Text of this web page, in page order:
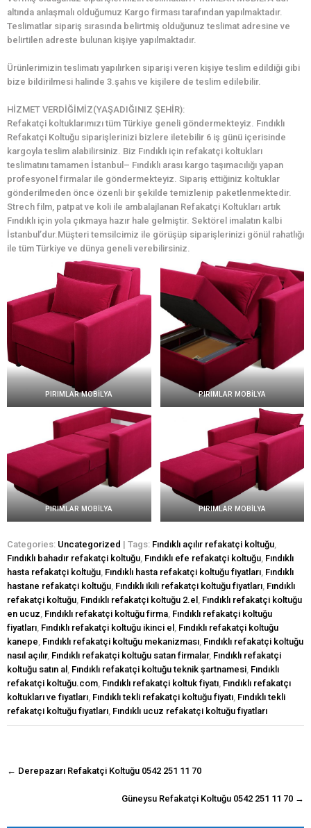
altında anlaşmalı olduğumuz Kargo firması tarafından yapılmaktadır.
Teslimatlar sipariş sırasında belirtmiş olduğunuz teslimat adresine ve
belirtilen adreste bulunan kişiye yapılmaktadır.
Ürünlerimizin teslimatı yapılırken siparişi veren kişiye teslim edildiği gibi
bize bildirilmesi halinde 3.şahıs ve kişilere de teslim edilebilir.
HİZMET VERDİĞİMİZ(YAŞADIĞINIZ ŞEHİR):
Refakatçi koltuklarımızı tüm Türkiye geneli göndermekteyiz. Fındıklı
Refakatçi Koltuğu siparişlerinizi bizlere iletebilir 6 iş günü içerisinde
kargoyla teslim alabilirsiniz. Biz Fındıklı için refakatçi koltukları
teslimatını tamamen İstanbul– Fındıklı arası kargo taşımacılığı yapan
profesyonel firmalar ile göndermekteyiz. Sipariş ettiğiniz koltuklar
gönderilmeden önce özenli bir şekilde temizlenip paketlenmektedir.
Strech film, patpat ve koli ile ambalajlanan Refakatçi Koltukları artık
Fındıklı için yola çıkmaya hazır hale gelmiştir. Sektörel imalatın kalbi
İstanbul’dur.Müşteri temsilcimiz ile görüşüp siparişlerinizi gönül rahatlığı
ile tüm Türkiye ve dünya geneli verebilirsiniz.
PIRIMLAR MOBİLYA PIRIMLAR MOBİLYA
PIRIMLAR MOBİLYA PIRIMLAR MOBİLYA
Categories: Uncategorized | Tags: Fındıklı açılır refakatçi koltuğu
Fındıklı bahadır refakatçi koltuğu Fındıklı efe refakatçi koltuğu Fındıklı
hasta refakatçi koltuğu Fındıklı hasta refakatçi koltuğu fiyatları Fındıklı
hastane refakatçi koltuğu Fındıklı ikili refakatçi koltuğu fiyatları Fındıklı
refakatçi koltuğu Fındıklı refakatçi koltuğu 2.el
Fındıklı refakatçi koltuğu
en ucuz Fındıklı refakatçi koltuğu firma Fındıklı refakatçi koltuğu
fiyatları Fındıklı refakatçi koltuğu ikinci el
Fındıklı refakatçi koltuğu
kanepe Fındıklı refakatçi koltuğu mekanizması Fındıklı refakatçi koltuğu
nasıl açılır, Fındıklı refakatçi koltuğu satan firmalar, Fındıklı refakatçi
koltuğu satın al
Fındıklı refakatçi koltuğu teknik şartnamesi Fındıklı
refakatçi koltuğu.com Fındıklı refakatçi koltuk fiyatı Fındıklı refakatçı
koltukları ve fiyatları Fındıklı tekli refakatçi koltuğu fiyatı Fındıklı tekli
refakatçi koltuğu fiyatları Fındıklı ucuz refakatçi koltuğu fiyatları
navigasyon
← Derepazarı Refakatçi Koltuğu 0542 251 11 70
Güneysu Refakatçi Koltuğu 0542 251 11 70 →